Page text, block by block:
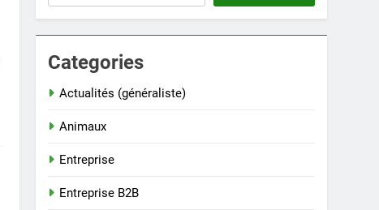
Categories
Actualités (généraliste)
Animaux
Entreprise
Entreprise B2B